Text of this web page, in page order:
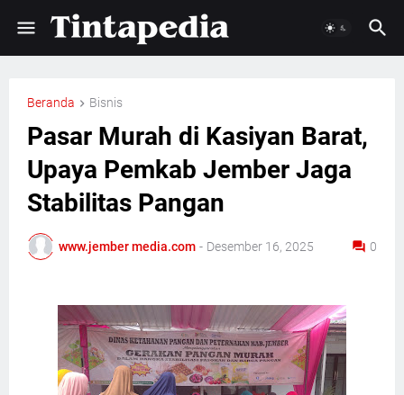
Beranda Bisnis
Pasar Murah di Kasiyan Barat,
Upaya Pemkab Jember Jaga
Stabilitas Pangan
www.jember media.com - Desember 16, 2025 0